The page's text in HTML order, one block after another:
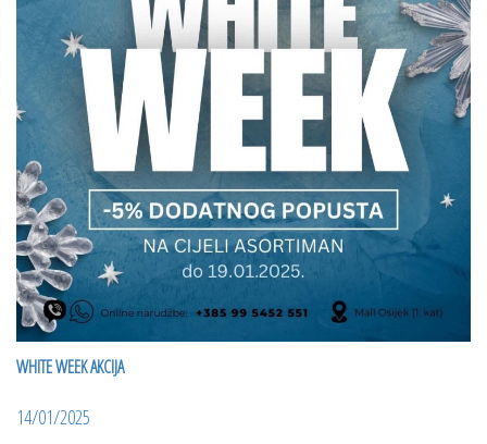
WHITE WEEK AKCIJA
14/01/2025